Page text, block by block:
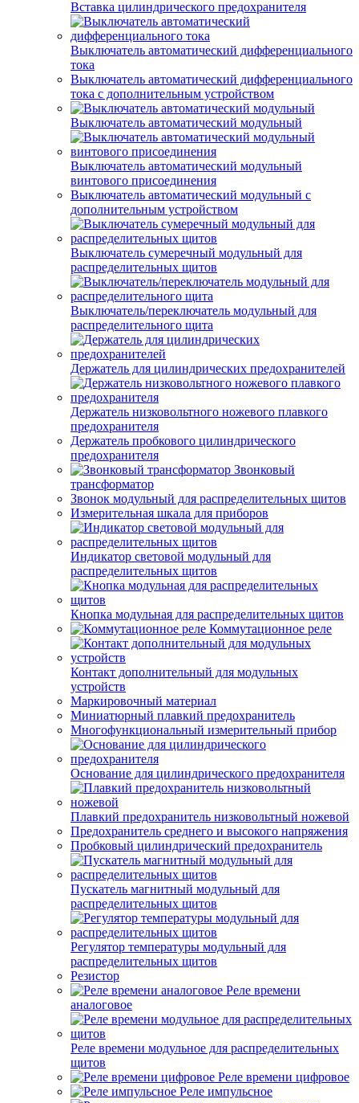
Вставка цилиндрического предохранителя
Выключатель автоматический дифференциального
тока
Выключатель автоматический дифференциального
тока с дополнительным устройством
Выключатель автоматический модульный
Выключатель автоматический модульный
винтового присоединения
Выключатель автоматический модульный с
дополнительным устройством
Выключатель сумеречный модульный для
распределительных щитов
Выключатель/переключатель модульный для
распределительного щита
Держатель для цилиндрических предохранителей
Держатель низковольтного ножевого плавкого
предохранителя
Держатель пробкового цилиндрического
предохранителя
Звонковый
трансформатор
Звонок модульный для распределительных щитов
Измерительная шкала для приборов
Индикатор световой модульный для
распределительных щитов
Кнопка модульная для распределительных щитов
Коммутационное реле
Контакт дополнительный для модульных
устройств
Маркировочный материал
Миниатюрный плавкий предохранитель
Многофункциональный измерительный прибор
Основание для цилиндрического предохранителя
Плавкий предохранитель низковольтный ножевой
Предохранитель среднего и высокого напряжения
Пробковый цилиндрический предохранитель
Пускатель магнитный модульный для
распределительных щитов
Регулятор температуры модульный для
распределительных щитов
Резистор
Реле времени
аналоговое
Реле времени модульное для распределительных
щитов
Реле времени цифровое
Реле импульсное